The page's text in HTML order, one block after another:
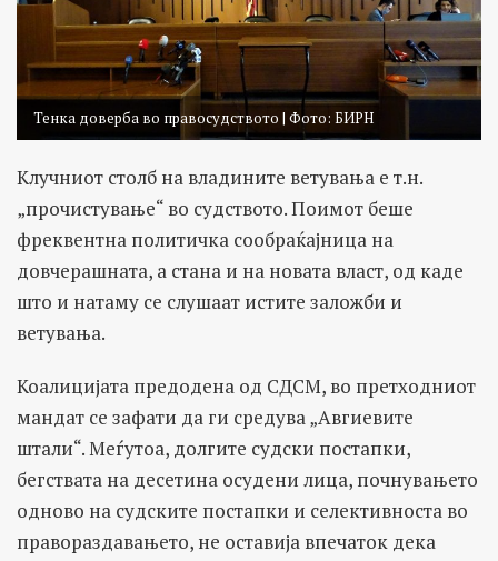
Тенка доверба во правосудството | Фото: БИРН
Клучниот столб на владините ветувања е т.н.
„прочистување“ во судството. Поимот беше
фреквентна политичка сообраќајница на
довчерашната, а стана и на новата власт, од каде
што и натаму се слушаат истите заложби и
ветувања.
Коалицијата предодена од СДСМ, во претходниот
мандат се зафати да ги средува „Авгиевите
штали“. Меѓутоа, долгите судски постапки,
бегствата на десетина осудени лица, почнувањето
одново на судските постапки и селективноста во
правораздавањето, не оставија впечаток дека